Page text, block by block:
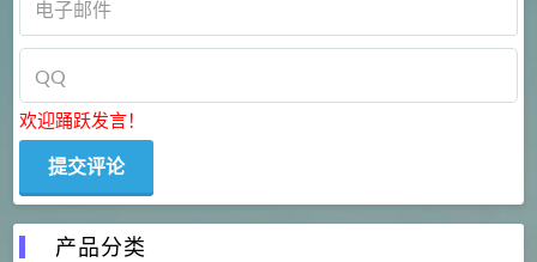
欢迎踊跃发言！
产品分类